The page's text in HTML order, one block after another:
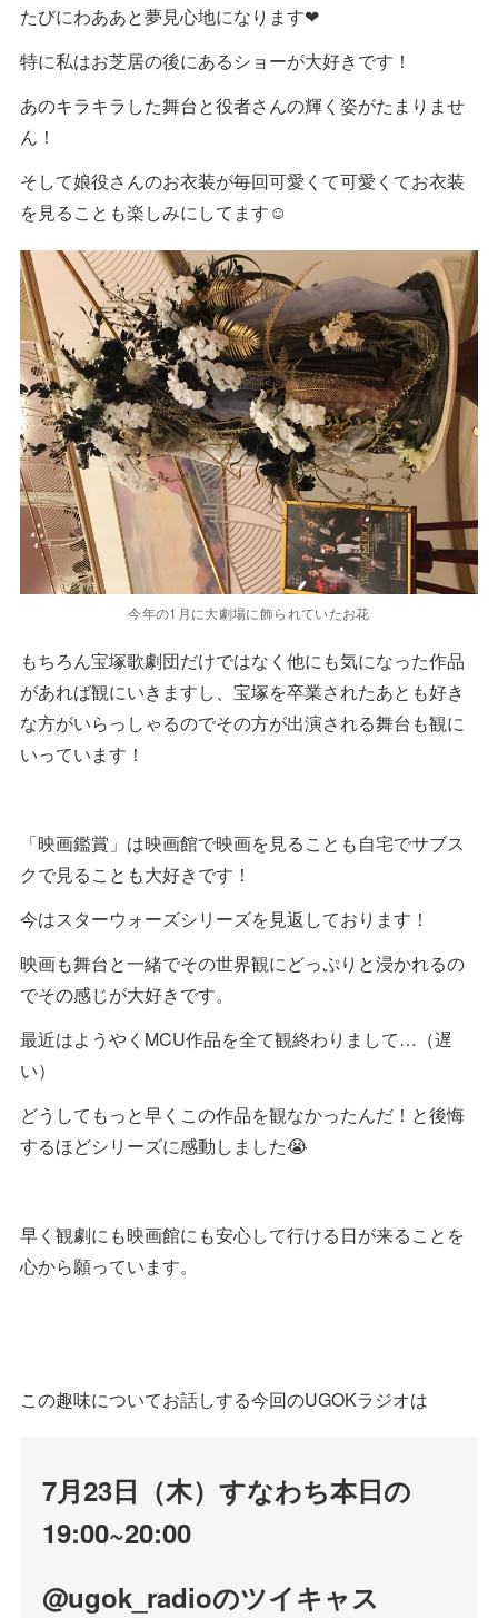
たびにわああと夢見心地になります❤︎
特に私はお芝居の後にあるショーが大好きです！
あのキラキラした舞台と役者さんの輝く姿がたまりませ
ん！
そして娘役さんのお衣装が毎回可愛くて可愛くてお衣装
を見ることも楽しみにしてます☺️
今年の1月に大劇場に飾られていたお花
もちろん宝塚歌劇団だけではなく他にも気になった作品
があれば観にいきますし、宝塚を卒業されたあとも好き
な方がいらっしゃるのでその方が出演される舞台も観に
いっています！
「映画鑑賞」は映画館で映画を見ることも自宅でサブス
クで見ることも大好きです！
今はスターウォーズシリーズを見返しております！
映画も舞台と一緒でその世界観にどっぷりと浸かれるの
でその感じが大好きです。
最近はようやくMCU作品を全て観終わりまして…（遅
い）
どうしてもっと早くこの作品を観なかったんだ！と後悔
するほどシリーズに感動しました😭
早く観劇にも映画館にも安心して行ける日が来ることを
心から願っています。
この趣味についてお話しする今回のUGOKラジオは
7月23日（木）すなわち本日の
19:00~20:00
@ugok_radioのツイキャス